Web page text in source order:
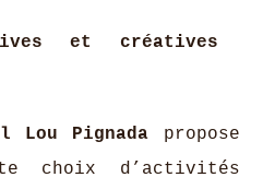
et créatives
Lou Pignada propose
choix d’activités